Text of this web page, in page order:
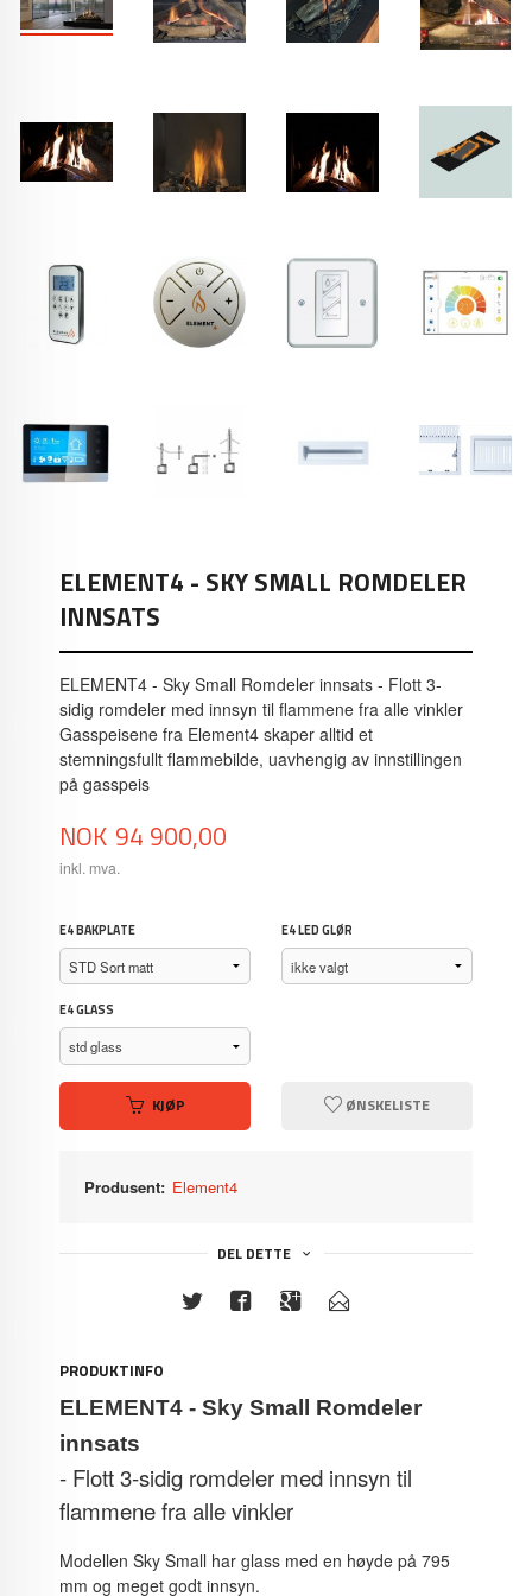
ELEMENT4 - SKY SMALL ROMDELER
INNSATS
ELEMENT4 - Sky Small Romdeler innsats - Flott 3-
sidig romdeler med innsyn til flammene fra alle vinkler
Gasspeisene fra Element4 skaper alltid et
stemningsfullt flammebilde, uavhengig av innstillingen
på gasspeis
Pris
NOK 94 900,00
inkl. mva.
E4 BAKPLATE E4 LED GLØR
E4 GLASS
KJØP ØNSKELISTE
Produsent: Element4
DEL DETTE
PRODUKTINFO
ELEMENT4 - Sky Small Romdeler
innsats
- Flott 3-sidig romdeler med innsyn til
flammene fra alle vinkler
Modellen Sky Small har glass med en høyde på 795
mm og meget godt innsyn.